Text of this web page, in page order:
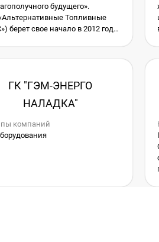
будущего».
Топливные
берет свое начало в 2012 году
пропан/метан.
ГК "ГЭМ-ЭНЕРГО
НАЛАДКА"
компаний